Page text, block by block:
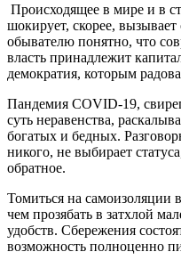
Происходящее в мире и в
шокирует, скорее,
обывателю понятно, что
власть принадлежит
демократия, которым
Пандемия COVID-19,
суть неравенства,
богатых и бедных.
никого, не выбирает
обратное.
Томиться на самоизоляции
чем прозябать в затхлой
удобств. Сбережения
возможность полноценно